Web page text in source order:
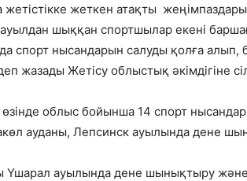
жеткен атақты
шыққан спортшылар екені
спорт нысандарын салуды қолға алып,
жазады Жетісу облыстық әкімдігіне
облыс бойынша 14 спорт
ауданы, Лепсинск ауылында дене
Үшарал ауылында дене шынықтыру және